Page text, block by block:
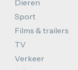
Dieren
Sport
Films & trailers
TV
Verkeer